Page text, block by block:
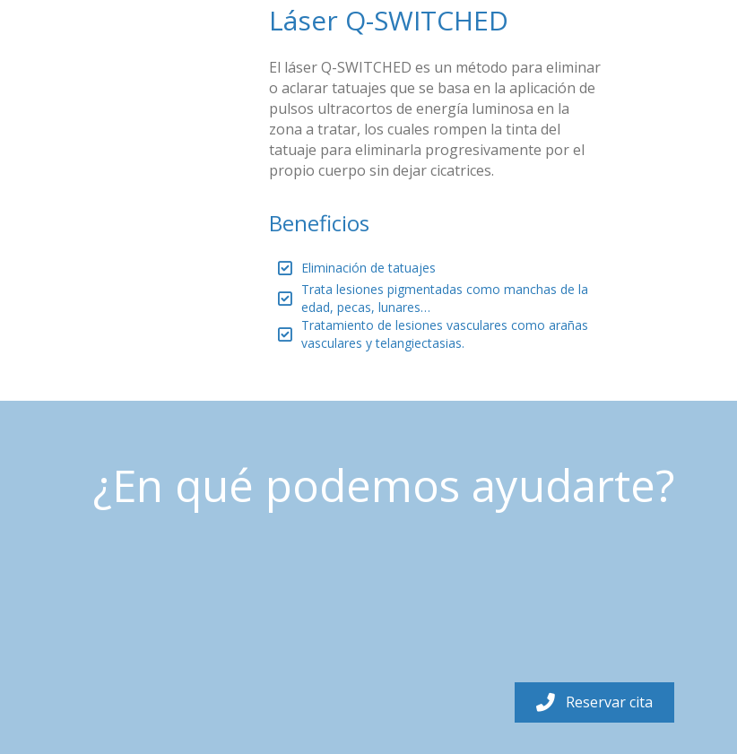
Láser Q-SWITCHED
El láser Q-SWITCHED es un método para eliminar
o aclarar tatuajes que se basa en la aplicación de
pulsos ultracortos de energía luminosa en la
zona a tratar, los cuales rompen la tinta del
tatuaje para eliminarla progresivamente por el
propio cuerpo sin dejar cicatrices.
Beneficios
Eliminación de tatuajes
Trata lesiones pigmentadas como manchas de la
edad, pecas, lunares…
Tratamiento de lesiones vasculares como arañas
vasculares y telangiectasias.
¿En qué podemos ayudarte?
Reservar cita